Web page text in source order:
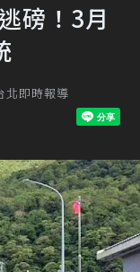
磅！3月
北即時報導